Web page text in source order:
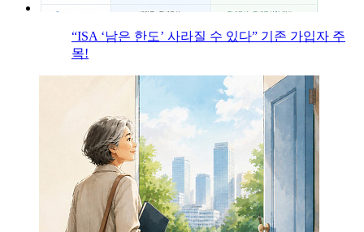
“ISA ‘남은 한도’ 사라질 수 있다” 기존 가입자 주
목!